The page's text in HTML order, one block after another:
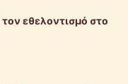
τον εθελοντισμό στο